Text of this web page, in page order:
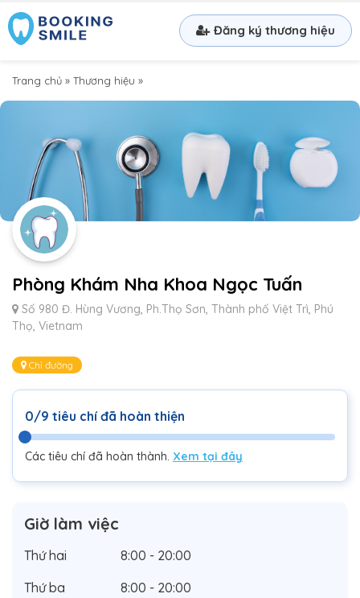
Đăng ký thương hiệu
Trang chủ » Thương hiệu »
Phòng Khám Nha Khoa Ngọc Tuấn
Số 980 Đ. Hùng Vương, Ph.Thọ Sơn, Thành phố Việt Trì, Phú
Thọ, Vietnam
Chỉ đường
0/9 tiêu chí đã hoàn thiện
Các tiêu chí đã hoàn thành. Xem tại đây
Giờ làm việc
Thứ hai
8:00 - 20:00
Thứ ba
8:00 - 20:00